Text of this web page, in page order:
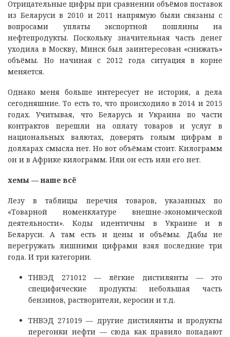
Отрицательные цифры при сравнении объёмов поставок
из Беларуси в 2010 и 2011 напрямую были связаны с
вопросами уплаты экспортной пошлины на
нефтепродукты. Поскольку значительная часть денег
уходила в Москву, Минск был заинтересован «снижать»
объёмы. Но начиная с 2012 года ситуация в корне
меняется.
Однако меня больше интересует не история, а дела
сегодняшние. То есть то, что происходило в 2014 и 2015
годах. Учитывая, что Беларусь и Украина по части
контрактов перешли на оплату товаров и услуг в
национальных валютах, доверять голым цифрам в
долларах смысла нет. Но вот объёмам стоит. Килограмм
он и в Африке килограмм. Или он есть или его нет.
хемы — наше всё
Лезу в таблицы перечня товаров, указанных по
«Товарной номенклатуре внешне-экономической
деятельности». Коды идентичны в Украине и в
Беларуси. А там есть и цены и объёмы. Дабы не
перегружать лишними цифрами взял последние три
года. И три категории.
ТНВЭД 271012 — лёгкие дистилянты — это
специфические продукты: небольшая часть
бензинов, растворители, керосин и т.д.
ТНВЭД 271019 — другие дистилянты и продукты
перегонки нефти — сюда как правило попадают